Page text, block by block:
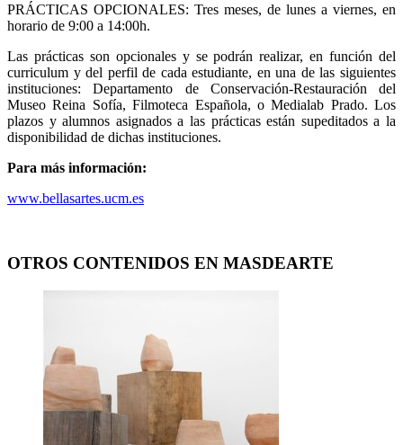
PRÁCTICAS OPCIONALES: Tres meses, de lunes a viernes, en
horario de 9:00 a 14:00h.
Las prácticas son opcionales y se podrán realizar, en función del
curriculum y del perfil de cada estudiante, en una de las siguientes
instituciones: Departamento de Conservación-Restauración del
Museo Reina Sofía, Filmoteca Española, o Medialab Prado. Los
plazos y alumnos asignados a las prácticas están supeditados a la
disponibilidad de dichas instituciones.
Para más información:
www.bellasartes.ucm.es
OTROS CONTENIDOS EN MASDEARTE